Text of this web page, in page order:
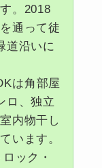
。2018
通って徒
道沿いに
は角部屋
ロ、独立
内物干し
います。
ック・